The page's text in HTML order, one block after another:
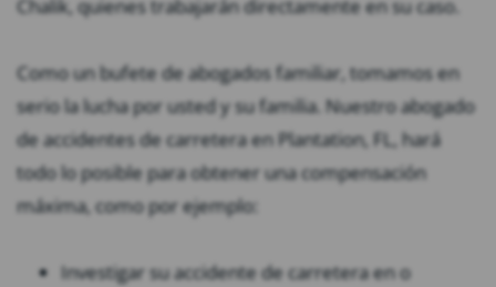
Chalik, quienes trabajarán directamente en su caso.
Como un bufete de abogados familiar, tomamos en
serio la lucha por usted y su familia. Nuestro abogado
de accidentes de carretera en Plantation, FL, hará
todo lo posible para obtener una compensación
máxima, como por ejemplo:
Investigar su accidente de carretera en o